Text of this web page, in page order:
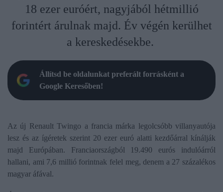
18 ezer euróért, nagyjából hétmillió
forintért árulnak majd. Év végén kerülhet
a kereskedésekbe.
Állítsd be oldalunkat preferált forrásként a
Google Keresőben!
Az új Renault Twingo a francia márka legolcsóbb villanyautója
lesz és az ígéretek szerint 20 ezer euró alatti kezdőárral kínálják
majd Európában. Franciaországból 19.490 eurós indulóárról
hallani, ami 7,6 millió forintnak felel meg, denem a 27 százalékos
magyar áfával.